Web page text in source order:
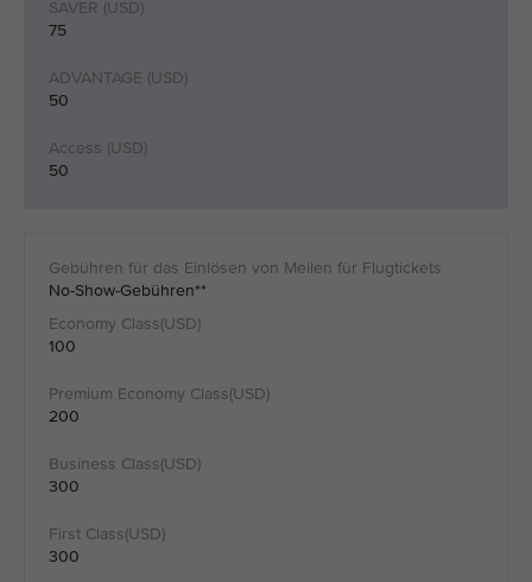
75
50
50
No-Show-Gebühren**
100
200
300
300